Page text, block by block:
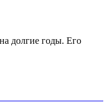
долгие годы. Его